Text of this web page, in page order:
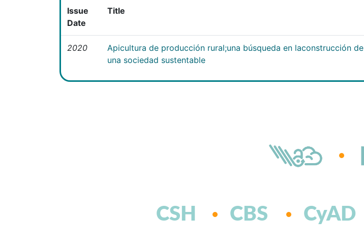
Issue
Date
Title
2020
Apicultura de producción rural;una búsqueda en laconstrucción de
una sociedad sustentable
CSH CBS CyAD